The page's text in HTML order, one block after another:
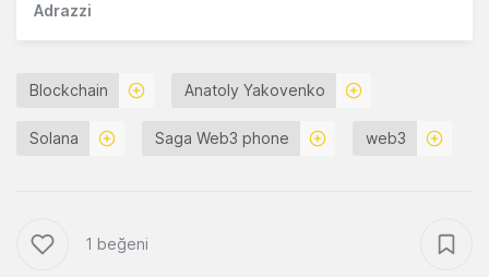
Adrazzi
Blockchain Anatoly Yakovenko
Solana Saga Web3 phone web3
1 beğeni